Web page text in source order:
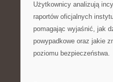
Użytkownicy analizują
raportów oficjalnych
pomagając wyjaśnić, jak
powypadkowe oraz jakie
poziomu bezpieczeństwa.